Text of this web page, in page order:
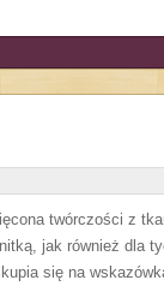
twórczości z
jak również dla
się na